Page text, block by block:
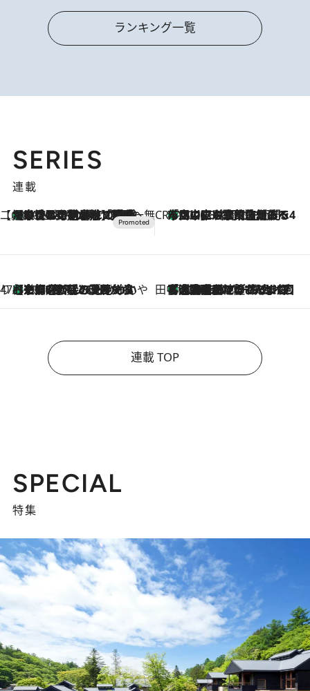
ランキング一覧
SERIES
連載
【CREA×星野リゾート】唯一無二。癒しと発見が待つ場所へ
2026.8.7
【トンボの足水浴】ヒノキの香りに包まれて涼感マックス！約13℃の湧水かけ流しを避暑地「星野温泉 トンボの湯」で体験 CREA'S CHOICE
2026.8.7
「立川にも歌舞伎があるんだよ」 片岡仁左衛門・市川中車ら豪華座組みで4年目の立川立飛歌舞伎へ
47都道府県の手みやげ ひんやりスイーツで夏を満喫
2026.8.7
【京都府】この夏絶対食べたい 冷やしておいしいおやつ3選 ひと口目から心を掴む新緑のテリーヌ 田中稲の勝手に再ブーム
2026.8.7
「湘南乃風に憧れて」観客大盛上がりの“タオル回し”に、ラッパー顔負けの高速歌唱まで…さだまさし（74）のアグレッシブすぎる現在地
連載 TOP
SPECIAL
特集